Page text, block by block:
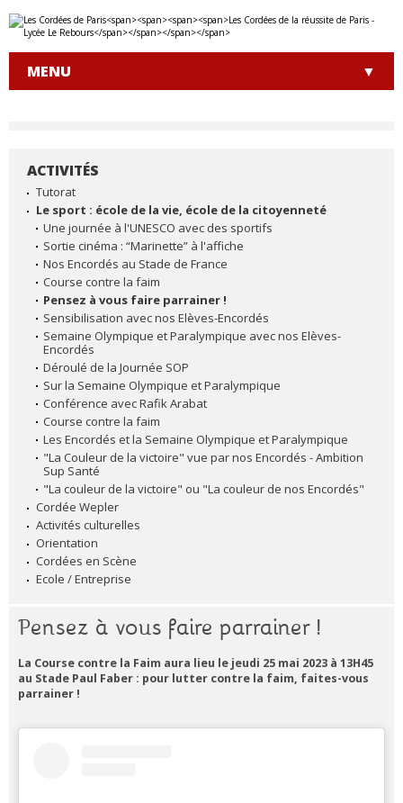
Aller
au
Outils
personnels
MENU
NAVIGATION
ACTIVITÉS
Tutorat
Le sport : école de la vie, école de la citoyenneté
Une journée à l'UNESCO avec des sportifs
Sortie cinéma : “Marinette” à l'affiche
Nos Encordés au Stade de France
Course contre la faim
Pensez à vous faire parrainer !
Sensibilisation avec nos Elèves-Encordés
Semaine Olympique et Paralympique avec nos Elèves-
Encordés
Déroulé de la Journée SOP
Sur la Semaine Olympique et Paralympique
Conférence avec Rafik Arabat
Course contre la faim
Les Encordés et la Semaine Olympique et Paralympique
"La Couleur de la victoire" vue par nos Encordés - Ambition
Sup Santé
"La couleur de la victoire" ou "La couleur de nos Encordés"
Cordée Wepler
Activités culturelles
Orientation
Cordées en Scène
Ecole / Entreprise
Pensez à vous faire parrainer !
La Course contre la Faim aura lieu le jeudi 25 mai 2023 à 13H45
au Stade Paul Faber : pour lutter contre la faim, faites-vous
parrainer !